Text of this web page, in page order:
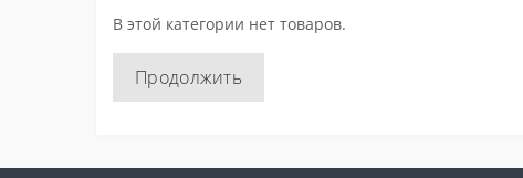
В этой категории нет товаров.
Продолжить